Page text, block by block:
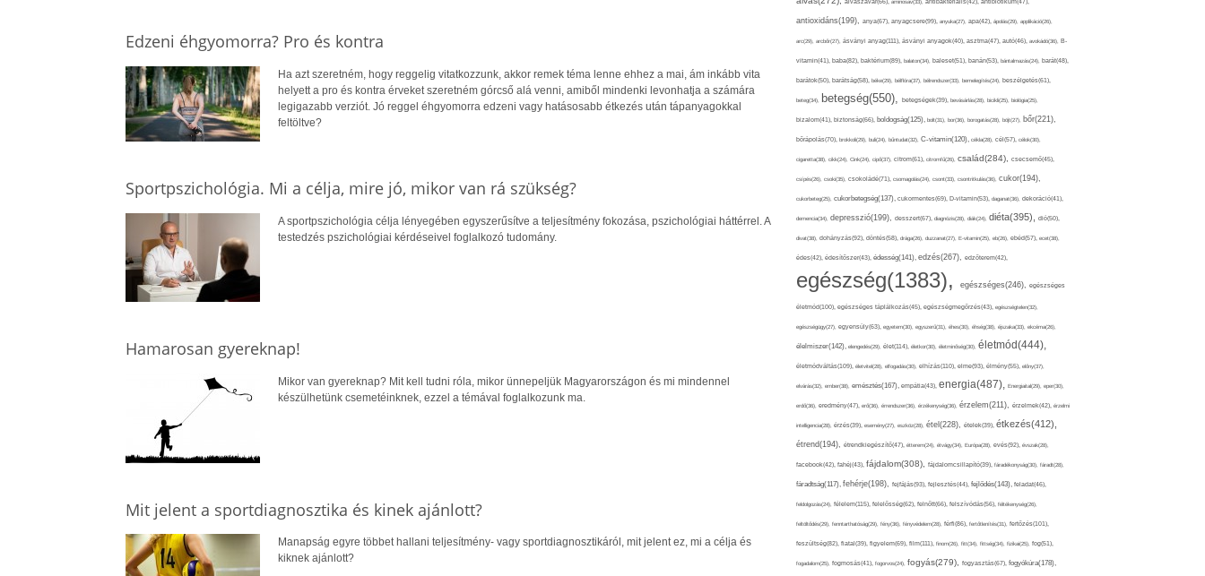
Edzeni éhgyomorra? Pro és kontra
Ha azt szeretném, hogy reggelig vitatkozzunk, akkor remek téma lenne ehhez a mai, ám inkább vita
helyett a pro és kontra érveket szeretném górcső alá venni, amiből mindenki levonhatja a számára
legigazabb verziót. Jó reggel éhgyomorra edzeni vagy hatásosabb étkezés után tápanyagokkal
feltöltve?
Sportpszichológia. Mi a célja, mire jó, mikor van rá szükség?
A sportpszichológia célja lényegében egyszerűsítve a teljesítmény fokozása, pszichológiai háttérrel. A
testedzés pszichológiai kérdéseivel foglalkozó tudomány.
Hamarosan gyereknap!
Mikor van gyereknap? Mit kell tudni róla, mikor ünnepeljük Magyarországon és mi mindennel
készülhetünk csemetéinknek, ezzel a témával foglalkozunk ma.
Mit jelent a sportdiagnosztika és kinek ajánlott?
Manapság egyre többet hallani teljesítmény- vagy sportdiagnosztikáról, mit jelent ez, mi a célja és
kiknek ajánlott?
alvászavar(66), aminosav(33), antibakteriális(42), antibiotikum(47),
antioxidáns(199), anya(67), anyagcsere(99), anyuka(27), apa(42), ápolás(29), applikáció(26),
arc(29), arcbőr(27), ásványi anyag(111), ásványi anyagok(40), asztma(47), autó(46), avokádó(36), B-
vitamin(41), baba(82), baktérium(89), balaton(34), baleset(51), banán(53), bántalmazás(24), barát(48),
barátok(50), barátság(58), béke(29), bélflóra(37), bélrendszer(33), bemelegítés(24), beszélgetés(61),
beteg(34), betegség(550), betegségek(39), bevásárlás(28), bicikli(25), biológia(25),
bizalom(41), biztonság(66), boldogság(125), bolt(31), bor(36), borogatás(28), böjt(27), bőr(221),
bőrápolás(70), brokkoli(29), buli(24), bűntudat(32), C-vitamin(120), cékla(28), cél(57), célok(30),
cigaretta(38), cikk(24), Cink(24), cipő(37), citrom(61), citromfű(26), család(284), csecsemő(45),
csípés(26), csoki(35), csokoládé(71), csomagolás(24), csont(33), csontritkulás(36), cukor(194),
cukorbeteg(25), cukorbetegség(137), cukormentes(69), D-vitamin(53), daganat(36), dekoráció(41),
demencia(34), depresszió(199), desszert(67), diagnózis(28), diák(24), diéta(395), dió(50),
divat(38), dohányzás(92), döntés(58), drága(26), duzzanat(27), E-vitamin(25), eb(26), ebéd(57), ecet(38),
édes(42), édesítőszer(43), édesség(141), edzés(267), edzőterem(42),
egészség(1383), egészséges(246), egészséges
életmód(100), egészséges táplálkozás(45), egészségmegőrzés(43), egészségtelen(32),
egészségügy(27), egyensúly(63), egyetem(30), egyszerű(31), éhes(30), éhség(38), éjszaka(33), ekcéma(26),
élelmiszer(142), elengedés(29), élet(114), életkor(30), életminőség(30), életmód(444),
életmódváltás(109), életvitel(28), elfogadás(30), elhízás(110), elme(93), élmény(55), előny(37),
elvárás(32), ember(38), emésztés(167), empátia(43), energia(487), Energiaital(29), eper(30),
erdő(36), eredmény(47), erő(36), érrendszer(36), érzékenység(36), érzelem(211), érzelmek(42), érzelmi
intelligencia(28), érzés(39), esemény(27), eszköz(28), étel(228), ételek(39), étkezés(412),
étrend(194), étrendkiegészítő(47), étterem(24), étvágy(34), Európa(28), evés(92), évszak(28),
facebook(42), fahéj(43), fájdalom(308), fájdalomcsillapító(39), fáradékonyság(30), fáradt(28),
fáradtság(117), fehérje(198), fejfájás(93), fejlesztés(44), fejlődés(143), feladat(46),
feldolgozás(24), félelem(115), felelősség(62), felnőtt(66), felszívódás(56), féltékenység(26),
feltöltődés(29), fenntarthatóság(29), fény(36), fényvédelem(28), férfi(86), fertőtlenítés(31), fertőzés(101),
feszültség(82), fiatal(39), figyelem(69), film(111), finom(26), fitt(34), fittség(34), fizikai(25), fog(51),
fogadalom(25), fogmosás(41), fogorvos(24), fogyás(279), fogyasztás(67), fogyókúra(178),